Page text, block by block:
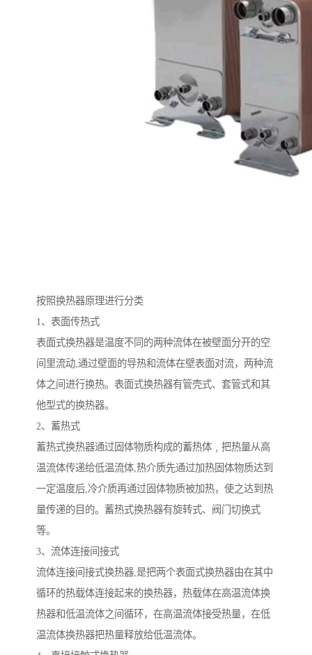
按照换热器原理进行分类
1、表面传热式
表面式换热器是温度不同的两种流体在被壁面分开的空
间里流动,通过壁面的导热和流体在壁表面对流，两种流
体之间进行换热。表面式换热器有管壳式、套管式和其
他型式的换热器。
2、蓄热式
蓄热式换热器通过固体物质构成的蓄热体﹐把热量从高
温流体传递给低温流体,热介质先通过加热固体物质达到
一定温度后,冷介质再通过固体物质被加热，使之达到热
量传递的目的。蓄热式换热器有旋转式、阀门切换式
等。
3、流体连接间接式
流体连接间接式换热器,是把两个表面式换热器由在其中
循环的热载体连接起来的换热器，热载体在高温流体换
热器和低温流体之间循环，在高温流体接受热量，在低
温流体换热器把热量释放给低温流体。